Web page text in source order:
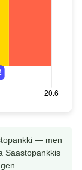
— men
Saastopankkis